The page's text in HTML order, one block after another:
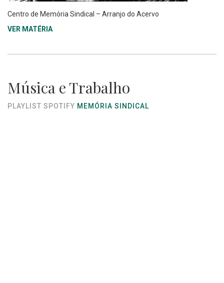
Centro de Memória Sindical – Arranjo do Acervo
VER MATÉRIA
Música e Trabalho
PLAYLIST SPOTIFY MEMÓRIA SINDICAL